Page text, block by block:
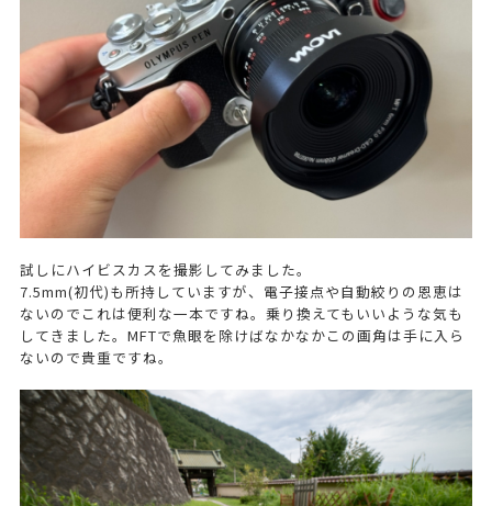
試しにハイビスカスを撮影してみました。
7.5mm(初代)も所持していますが、電子接点や自動絞りの恩恵は
ないのでこれは便利な一本ですね。乗り換えてもいいような気も
してきました。MFTで魚眼を除けばなかなかこの画角は手に入ら
ないので貴重ですね。